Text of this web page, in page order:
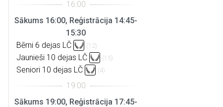
Sākums 16:00, Reģistrācija 14:45-
15:30
Bērni 6 dejas LČ
(12)
Jaunieši 10 dejas LČ (15)
Seniori 10 dejas LČ (4)
Sākums 19:00, Reģistrācija 17:45-